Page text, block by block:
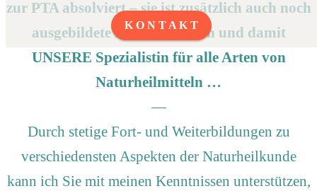
K O N T A K T
zur PTA absolviert – sie ist zusätzlich auch noch
ausgebildete Heilpraktikerin und damit
UNSERE Spezialistin für alle Arten von
Naturheilmitteln …
—
Durch stetige Fort- und Weiterbildungen zu
verschiedensten Aspekten der Naturheilkunde
kann ich Sie mit meinen Kenntnissen unterstützen,